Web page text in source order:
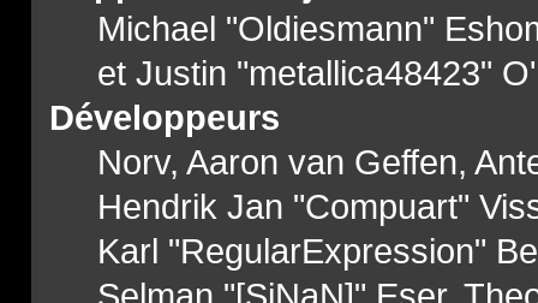
Michael "Oldiesmann"
et Justin "metallica48423"
Développeurs
Norv, Aaron van Geffen,
Hendrik Jan "Compuart"
Karl "RegularExpression"